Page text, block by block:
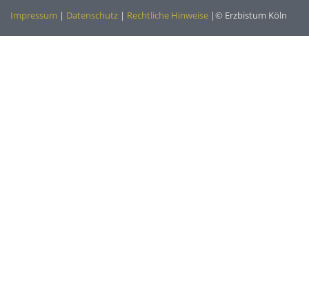
Impressum | Datenschutz | Rechtliche Hinweise |© Erzbistum Köln